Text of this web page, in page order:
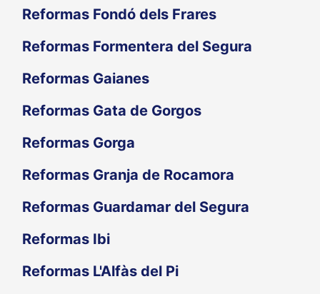
Reformas Fondó dels Frares
Reformas Formentera del Segura
Reformas Gaianes
Reformas Gata de Gorgos
Reformas Gorga
Reformas Granja de Rocamora
Reformas Guardamar del Segura
Reformas Ibi
Reformas L'Alfàs del Pi